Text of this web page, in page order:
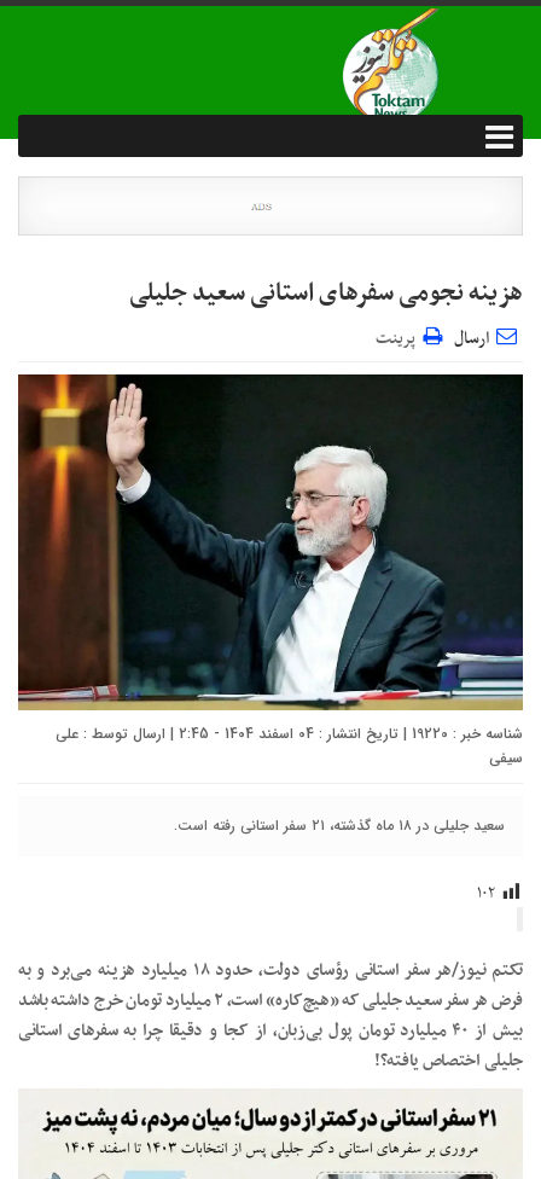
هزینه نجومی سفر‌های استانی سعید جلیلی
ارسال پرینت
شناسه خبر : 19220 | تاریخ انتشار : 04 اسفند 1404 - 2:45 | ارسال توسط :
علی
سیفی
سعید جلیلی در ۱۸ ماه گذشته، ۲۱ سفر استانی رفته است. ‌
۱۰۲
تکتم نیوز/هر سفر استانی رؤسای دولت، حدود ۱۸ میلیارد هزینه می‌برد و به
فرض هر سفر سعید جلیلی که «هیچ‌کاره» است، ۲ میلیارد تومان خرج داشته باشد
بیش از ۴۰ میلیارد تومان پول بی‌زبان، از کجا و دقیقا چرا به سفر‌های استانی
جلیلی اختصاص یافته؟!